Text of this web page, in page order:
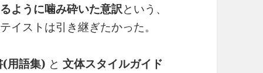
ように噛み砕いた意訳という、
イストは引き継ぎたかった。
(用語集) と文体スタイルガイド